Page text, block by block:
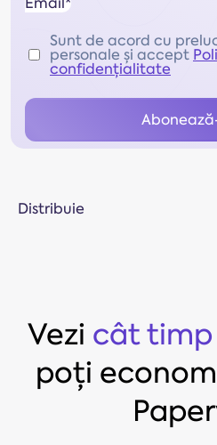
Sunt de acord cu
personale și accept
confidențialitate
Distribuie
Vezi cât timp
poți